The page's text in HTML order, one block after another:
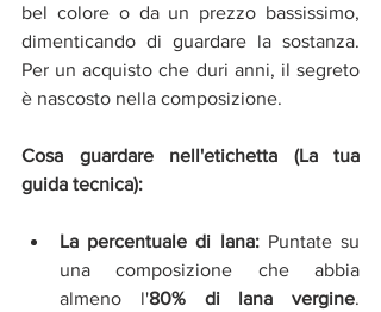
bel colore o da un prezzo bassissimo,
dimenticando di guardare la sostanza.
Per un acquisto che duri anni, il segreto
è nascosto nella composizione.
Cosa guardare nell'etichetta (La tua
guida tecnica):
La percentuale di lana: Puntate su
una composizione che abbia
almeno l'80% di lana vergine.